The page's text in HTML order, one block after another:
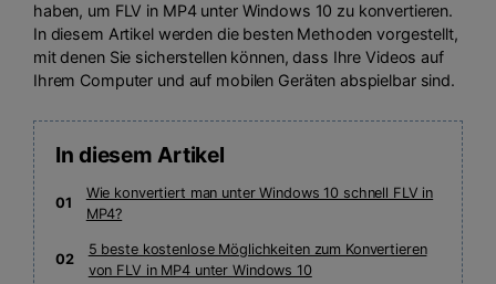
haben, um FLV in MP4 unter Windows 10 zu konvertieren.
In diesem Artikel werden die besten Methoden vorgestellt,
mit denen Sie sicherstellen können, dass Ihre Videos auf
Ihrem Computer und auf mobilen Geräten abspielbar sind.
In diesem Artikel
01
Wie konvertiert man unter Windows 10 schnell FLV in
MP4?
02
5 beste kostenlose Möglichkeiten zum Konvertieren
von FLV in MP4 unter Windows 10